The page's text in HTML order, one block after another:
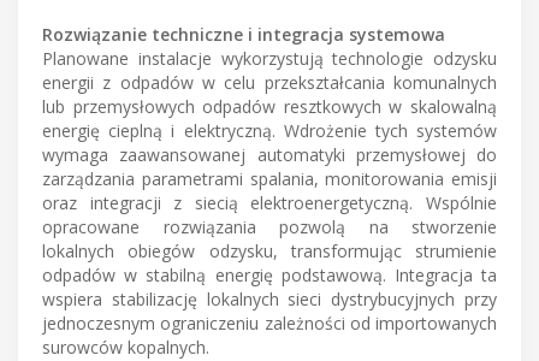
Rozwiązanie techniczne i integracja systemowa
Planowane instalacje wykorzystują technologie odzysku
energii z odpadów w celu przekształcania komunalnych
lub przemysłowych odpadów resztkowych w skalowalną
energię cieplną i elektryczną. Wdrożenie tych systemów
wymaga zaawansowanej automatyki przemysłowej do
zarządzania parametrami spalania, monitorowania emisji
oraz integracji z siecią elektroenergetyczną. Wspólnie
opracowane rozwiązania pozwolą na stworzenie
lokalnych obiegów odzysku, transformując strumienie
odpadów w stabilną energię podstawową. Integracja ta
wspiera stabilizację lokalnych sieci dystrybucyjnych przy
jednoczesnym ograniczeniu zależności od importowanych
surowców kopalnych.